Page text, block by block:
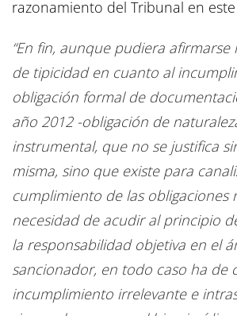
razonamiento del Tribunal en
“En fin, aunque pudiera
de tipicidad en cuanto al
obligación formal de
año 2012 -obligación de
instrumental, que no se justifica
misma, sino que existe para
cumplimiento de las obligaciones
necesidad de acudir al principio
la responsabilidad objetiva en el
sancionador, en todo caso ha de
incumplimiento irrelevante e